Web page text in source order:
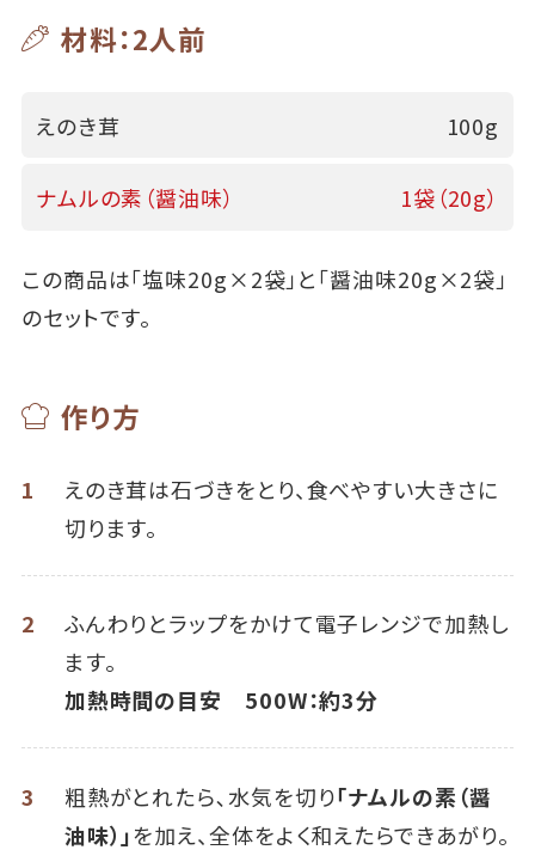
材料：2人前
えのき茸 100g
ナムルの素（醤油味） 1袋（20g）
この商品は「塩味20g×2袋」と「醤油味20g×2袋」
のセットです。
作り方
1
えのき茸は石づきをとり、食べやすい大きさに
切ります。
2
ふんわりとラップをかけて電子レンジで加熱し
ます。
加熱時間の目安 500W：約3分
3 粗熱がとれたら､水気を切り「ナムルの素（醤
油味）」を加え、全体をよく和えたらできあがり。